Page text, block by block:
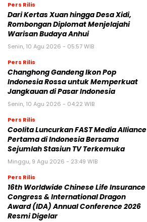
Pers Rilis
Dari Kertas Xuan hingga Desa Xidi,
Rombongan Diplomat Menjelajahi
Warisan Budaya Anhui
Senin, 10 Agu 2026 - 05:57 WIB
Pers Rilis
Changhong Gandeng Ikon Pop
Indonesia Rossa untuk Memperkuat
Jangkauan di Pasar Indonesia
Senin, 10 Agu 2026 - 04:22 WIB
Pers Rilis
Coolita Luncurkan FAST Media Alliance
Pertama di Indonesia Bersama
Sejumlah Stasiun TV Terkemuka
Minggu, 9 Agu 2026 - 23:49 WIB
Pers Rilis
16th Worldwide Chinese Life Insurance
Congress & International Dragon
Award (IDA) Annual Conference 2026
Resmi Digelar